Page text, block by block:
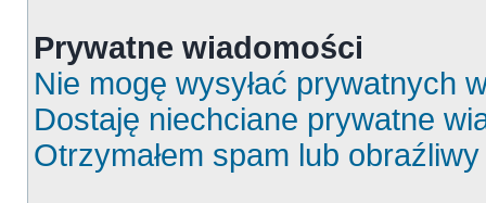
Prywatne wiadomości
Nie mogę wysyłać prywatnych
Dostaję niechciane prywatne
Otrzymałem spam lub